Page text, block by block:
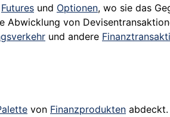
Futures und Optionen, wo sie das
Abwicklung von
und andere
von Finanzprodukten abdeckt.